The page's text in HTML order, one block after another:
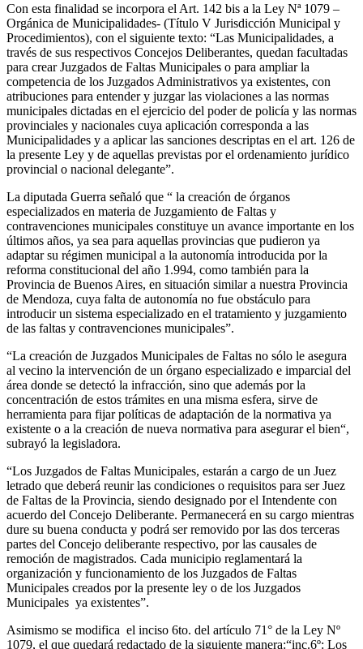
Con esta finalidad se incorpora el Art. 142 bis a la Ley Nª 1079 –
Orgánica de Municipalidades- (Título V Jurisdicción Municipal y
Procedimientos), con el siguiente texto: “Las Municipalidades, a
través de sus respectivos Concejos Deliberantes, quedan facultadas
para crear Juzgados de Faltas Municipales o para ampliar la
competencia de los Juzgados Administrativos ya existentes, con
atribuciones para entender y juzgar las violaciones a las normas
municipales dictadas en el ejercicio del poder de policía y las normas
provinciales y nacionales cuya aplicación corresponda a las
Municipalidades y a aplicar las sanciones descriptas en el art. 126 de
la presente Ley y de aquellas previstas por el ordenamiento jurídico
provincial o nacional delegante”.
La diputada Guerra señaló que “ la creación de órganos
especializados en materia de Juzgamiento de Faltas y
contravenciones municipales constituye un avance importante en los
últimos años, ya sea para aquellas provincias que pudieron ya
adaptar su régimen municipal a la autonomía introducida por la
reforma constitucional del año 1.994, como también para la
Provincia de Buenos Aires, en situación similar a nuestra Provincia
de Mendoza, cuya falta de autonomía no fue obstáculo para
introducir un sistema especializado en el tratamiento y juzgamiento
de las faltas y contravenciones municipales”.
“La creación de Juzgados Municipales de Faltas no sólo le asegura
al vecino la intervención de un órgano especializado e imparcial del
área donde se detectó la infracción, sino que además por la
concentración de estos trámites en una misma esfera, sirve de
herramienta para fijar políticas de adaptación de la normativa ya
existente o a la creación de nueva normativa para asegurar el bien“,
subrayó la legisladora.
“Los Juzgados de Faltas Municipales, estarán a cargo de un Juez
letrado que deberá reunir las condiciones o requisitos para ser Juez
de Faltas de la Provincia, siendo designado por el Intendente con
acuerdo del Concejo Deliberante. Permanecerá en su cargo mientras
dure su buena conducta y podrá ser removido por las dos terceras
partes del Concejo deliberante respectivo, por las causales de
remoción de magistrados. Cada municipio reglamentará la
organización y funcionamiento de los Juzgados de Faltas
Municipales creados por la presente ley o de los Juzgados
Municipales ya existentes”.
Asimismo se modifica el inciso 6to. del artículo 71° de la Ley Nº
1079, el que quedará redactado de la siguiente manera:“inc.6º: Los